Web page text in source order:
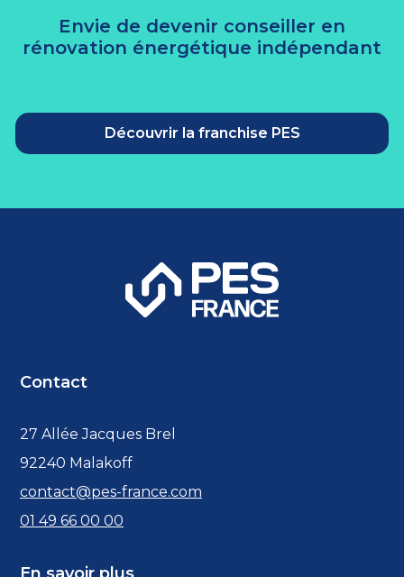
Envie de devenir conseiller en
rénovation énergétique indépendant
Découvrir la franchise PES
Contact
27 Allée Jacques Brel
92240 Malakoff
contact@pes-france.com
01 49 66 00 00